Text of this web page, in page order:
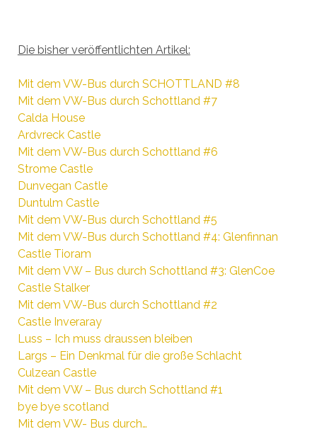
Die bisher veröffentlichten Artikel:
Mit dem VW-Bus durch SCHOTTLAND #8
Mit dem VW-Bus durch Schottland #7
Calda House
Ardvreck Castle
Mit dem VW-Bus durch Schottland #6
Strome Castle
Dunvegan Castle
Duntulm Castle
Mit dem VW-Bus durch Schottland #5
Mit dem VW-Bus durch Schottland #4: Glenfinnan
Castle Tioram
Mit dem VW – Bus durch Schottland #3: GlenCoe
Castle Stalker
Mit dem VW-Bus durch Schottland #2
Castle Inveraray
Luss – Ich muss draussen bleiben
Largs – Ein Denkmal für die große Schlacht
Culzean Castle
Mit dem VW – Bus durch Schottland #1
bye bye scotland
Mit dem VW- Bus durch…